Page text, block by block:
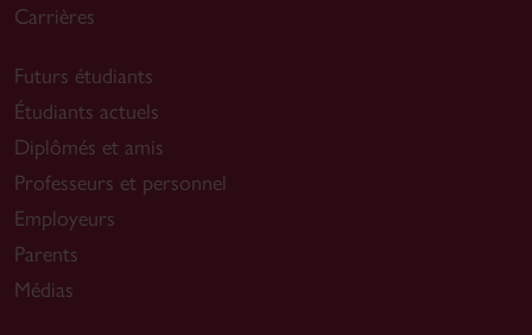
Carrières
Futurs étudiants
Étudiants actuels
Diplômés et amis
Professeurs et personnel
Employeurs
Parents
Médias